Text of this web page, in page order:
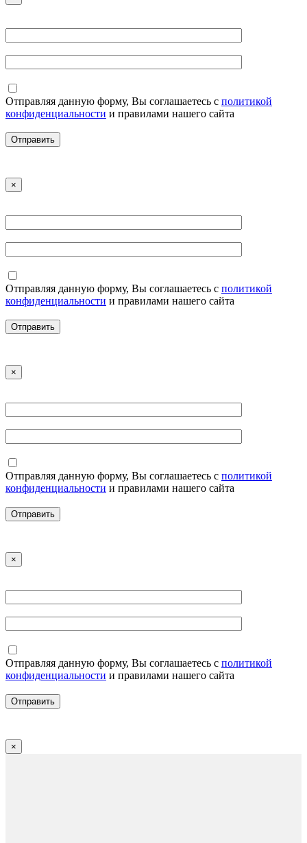
Отправляя данную форму, Вы соглашаетесь с политикой
конфиденциальности и правилами нашего сайта
×
Отправляя данную форму, Вы соглашаетесь с политикой
конфиденциальности и правилами нашего сайта
×
Отправляя данную форму, Вы соглашаетесь с политикой
конфиденциальности и правилами нашего сайта
×
Отправляя данную форму, Вы соглашаетесь с политикой
конфиденциальности и правилами нашего сайта
×